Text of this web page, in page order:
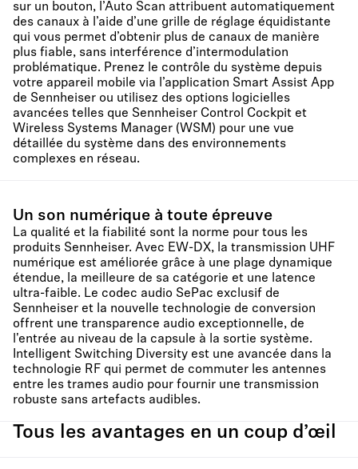
sur un bouton, l’Auto Scan attribuent automatiquement
des canaux à l’aide d’une grille de réglage équidistante
qui vous permet d’obtenir plus de canaux de manière
plus fiable, sans interférence d’intermodulation
problématique. Prenez le contrôle du système depuis
votre appareil mobile via l’application Smart Assist App
de Sennheiser ou utilisez des options logicielles
avancées telles que Sennheiser Control Cockpit et
Wireless Systems Manager (WSM) pour une vue
détaillée du système dans des environnements
complexes en réseau.
Un son numérique à toute épreuve
La qualité et la fiabilité sont la norme pour tous les
produits Sennheiser. Avec EW-DX, la transmission UHF
numérique est améliorée grâce à une plage dynamique
étendue, la meilleure de sa catégorie et une latence
ultra-faible. Le codec audio SePac exclusif de
Sennheiser et la nouvelle technologie de conversion
offrent une transparence audio exceptionnelle, de
l'entrée au niveau de la capsule à la sortie système.
Intelligent Switching Diversity est une avancée dans la
technologie RF qui permet de commuter les antennes
entre les trames audio pour fournir une transmission
robuste sans artefacts audibles.
Tous les avantages en un coup d’œil